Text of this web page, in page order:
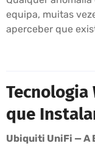
equipa, muitas
aperceber que
Tecnologia
que
Ubiquiti UniFi — A